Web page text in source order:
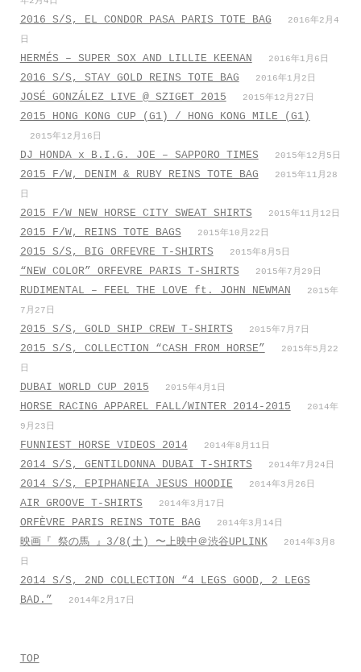
2016 S/S, EL CONDOR PASA PARIS TOTE BAG
2016年2月4
日
HERMÉS – SUPER SOX AND LILLIE KEENAN 2016年1月6日
2016 S/S, STAY GOLD REINS TOTE BAG 2016年1月2日
JOSÉ GONZÁLEZ LIVE @ SZIGET 2015 2015年12月27日
2015 HONG KONG CUP (G1) / HONG KONG MILE (G1)
2015年12月16日
DJ HONDA x B.I.G. JOE – SAPPORO TIMES 2015年12月5日
2015 F/W, DENIM & RUBY REINS TOTE BAG
2015年11月28
日
2015 F/W NEW HORSE CITY SWEAT SHIRTS 2015年11月12日
2015 F/W, REINS TOTE BAGS 2015年10月22日
2015 S/S, BIG ORFEVRE T-SHIRTS 2015年8月5日
“NEW COLOR” ORFEVRE PARIS T-SHIRTS 2015年7月29日
RUDIMENTAL – FEEL THE LOVE ft. JOHN NEWMAN
2015年
7月27日
2015 S/S, GOLD SHIP CREW T-SHIRTS 2015年7月7日
2015 S/S, COLLECTION “CASH FROM HORSE”
2015年5月22
日
DUBAI WORLD CUP 2015 2015年4月1日
HORSE RACING APPAREL FALL/WINTER 2014-2015
2014年
9月23日
FUNNIEST HORSE VIDEOS 2014 2014年8月11日
2014 S/S, GENTILDONNA DUBAI T-SHIRTS 2014年7月24日
2014 S/S, EPIPHANEIA JESUS HOODIE 2014年3月26日
AIR GROOVE T-SHIRTS 2014年3月17日
ORFÈVRE PARIS REINS TOTE BAG 2014年3月14日
映画『 祭の馬 』3/8(土) 〜上映中＠渋谷UPLINK
2014年3月8
日
2014 S/S, 2ND COLLECTION “4 LEGS GOOD, 2 LEGS
BAD.”
2014年2月17日
TOP